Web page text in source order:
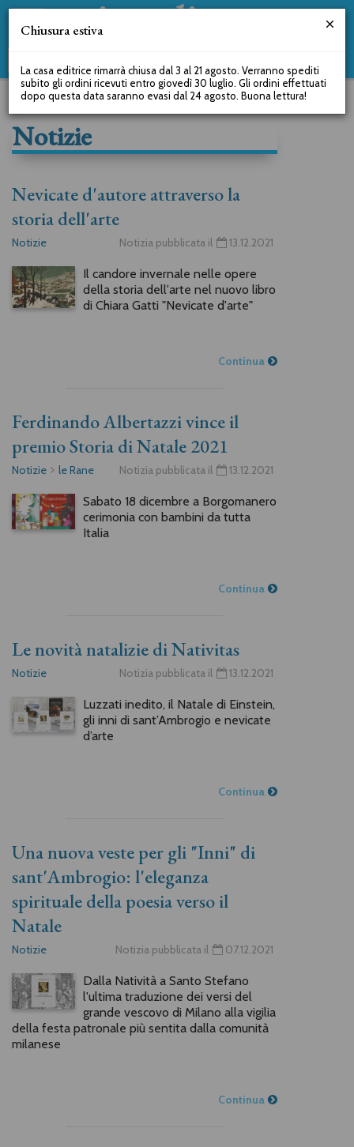
Notizie
Nevicate d'autore attraverso la
storia dell'arte
Notizie Notizia pubblicata il 13.12.2021
Il candore invernale nelle opere
della storia dell'arte nel nuovo libro
di Chiara Gatti "Nevicate d'arte"
Continua
Ferdinando Albertazzi vince il
premio Storia di Natale 2021
Notizie le Rane Notizia pubblicata il 13.12.2021
Sabato 18 dicembre a Borgomanero
cerimonia con bambini da tutta
Italia
Continua
Le novità natalizie di Nativitas
Notizie Notizia pubblicata il 13.12.2021
Luzzati inedito, il Natale di Einstein,
gli inni di sant’Ambrogio e nevicate
d’arte
Continua
Una nuova veste per gli "Inni" di
sant'Ambrogio: l'eleganza
spirituale della poesia verso il
Natale
Notizie Notizia pubblicata il 07.12.2021
Dalla Natività a Santo Stefano
l'ultima traduzione dei versi del
grande vescovo di Milano alla vigilia
della festa patronale più sentita dalla comunità
milanese
Continua
Chiusura estiva
La casa editrice rimarrà chiusa dal 3 al 21 agosto. Verranno spediti
subito gli ordini ricevuti entro giovedì 30 luglio. Gli ordini effettuati
dopo questa data saranno evasi dal 24 agosto. Buona lettura!